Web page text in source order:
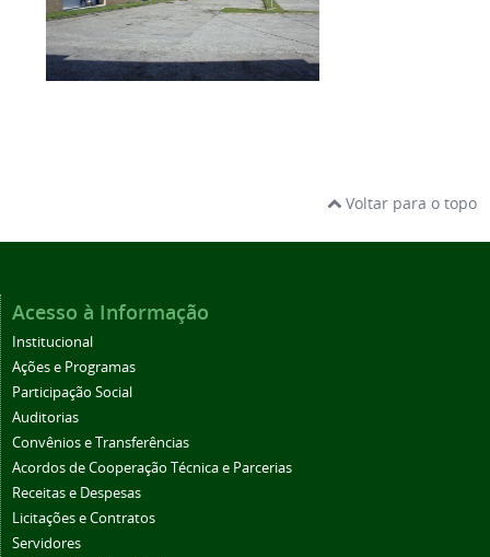
Voltar para o topo
Acesso à Informação
Institucional
Ações e Programas
Participação Social
Auditorias
Convênios e Transferências
Acordos de Cooperação Técnica e Parcerias
Receitas e Despesas
Licitações e Contratos
Servidores